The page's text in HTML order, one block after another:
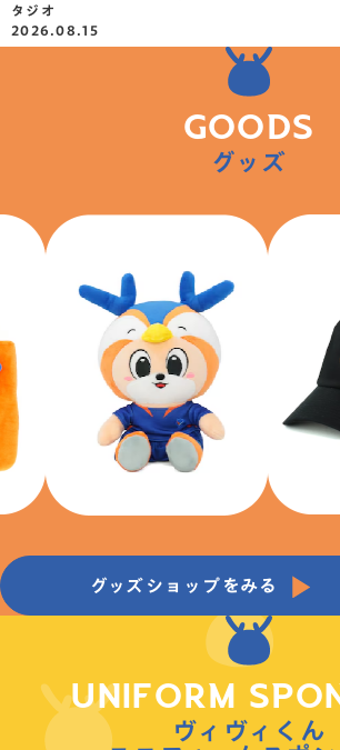
タジオ
2026.08.15
Vタイムズ 9:25～10:15 / 長崎スタジアムシテ
ロイヤルチェスター長崎ホテル＆リトリートにヴ
2026.08.23
2026.08.29
2026/27シーズン明治安田J1リーグvs.FC東京
TADIUM Connected by SoftBank
2026.08.29
GOODS
グッズ
グッズショップをみる
UNIFORM
ヴィヴィくん